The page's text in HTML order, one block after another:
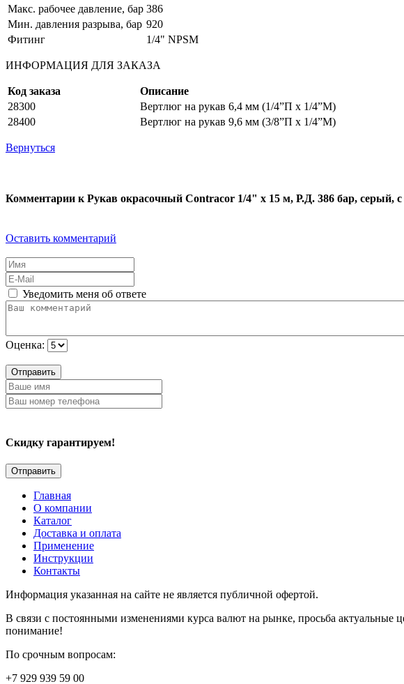
Макс. рабочее давление, бар 386
Мин. давления разрыва, бар 920
Фитинг
1/4" NPSM
ИНФОРМАЦИЯ ДЛЯ ЗАКАЗА
Код заказа
Описание
28300
Вертлюг на рукав 6,4 мм (1/4”П х 1/4”М)
28400
Вертлюг на рукав 9,6 мм (3/8”П х 1/4”М)
Вернуться
Комментарии к Рукав окрасочный Contracor 1/4" х 15 м, Р.Д. 386 бар, серый,
Оставить комментарий
Уведомить меня об ответе
Оценка:
Отправить
Скидку гарантируем!
Главная
О компании
Каталог
Доставка и оплата
Применение
Инструкции
Контакты
Информация указанная на сайте не является публичной офертой.
В связи с постоянными изменениями курса валют на рынке, просьба актуальные
понимание!
По срочным вопросам:
+7 929 939 59 00